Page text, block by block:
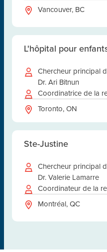
Vancouver, BC
L'hôpital pour
Chercheur principal
Dr. Ari Bitnun
Coordinatrice de la
Toronto, ON
Ste-Justine
Chercheur principal
Dr. Valerie Lamarre
Coordinateur de la
Montréal, QC